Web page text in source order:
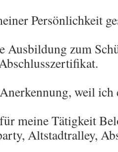
Persönlichkeit
Ausbildung zum
weil ich
meine Tätigkeit
Altstadtralley,